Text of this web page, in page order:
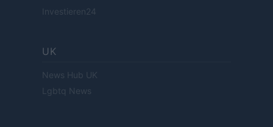
Investieren24
UK
News Hub UK
Lgbtq News